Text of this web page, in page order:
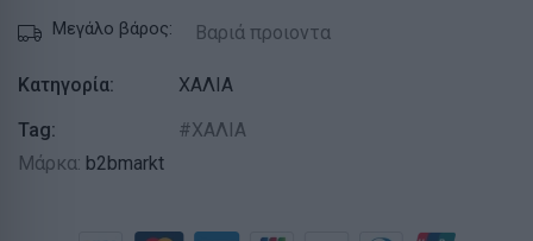
Μεγάλο βάρος: Βαριά προιοντα
Κατηγορία:
ΧΑΛΙΑ
Tag:
ΧΑΛΙΑ
Μάρκα: b2bmarkt